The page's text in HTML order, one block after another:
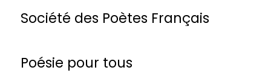
Société des Poètes Français
Poésie pour tous